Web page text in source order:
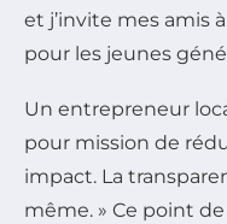
et j’invite mes amis
pour les jeunes
Un entrepreneur
pour mission de
impact. La
même. » Ce point